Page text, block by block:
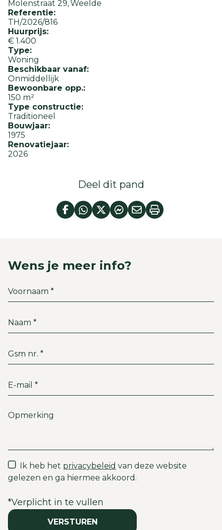
Molenstraat 29 Weelde
Referentie:
TH/2026/816
Huurprijs:
€ 1.400
Type:
Woning
Beschikbaar vanaf:
Onmiddellijk
Bewoonbare opp.:
150 m²
Type constructie:
Traditioneel
Bouwjaar:
1975
Renovatiejaar:
2026
Deel dit pand
Wens je meer info?
Ik heb het privacybeleid van deze website
gelezen en ga hiermee akkoord.
*Verplicht in te vullen
VERSTUREN